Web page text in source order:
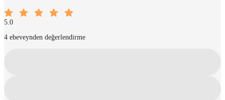
5.0
4 ebeveynden değerlendirme